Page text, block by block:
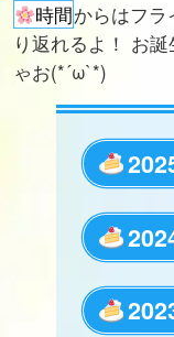
時間からはフ
り返れるよ！ お
ゃお(*´ω`*)